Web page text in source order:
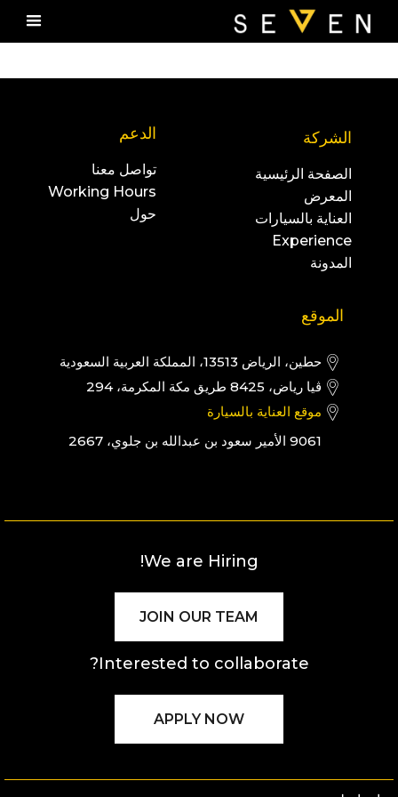
الشركة
الصفحة الرئيسية
المعرض
العناية بالسيارات
Experience
المدونة
الدعم
تواصل معنا
Working Hours
حول
الموقع
حطين، الرياض 13513، المملكة العربية السعودية
ڤيا رياض، 8425 طريق مكة المكرمة، 294
موقع العناية بالسيارة
9061 الأمير سعود بن عبدالله بن جلوي، 2667
We are Hiring!
JOIN OUR TEAM
Interested to collaborate?
APPLY NOW